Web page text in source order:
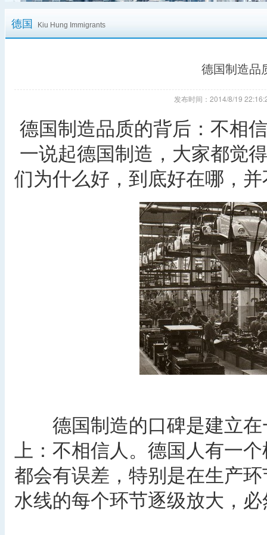
德国 Kiu Hung Immigrants
德国制造品
发布时间：2014/8/19
德国制造品质的背后：不相
一说起德国制造，大家都觉
们为什么好，到底好在哪，
德国制造的口碑是建立在
上：不相信人。德国人有一
都会有误差，特别是在生产
水线的每个环节逐级放大，